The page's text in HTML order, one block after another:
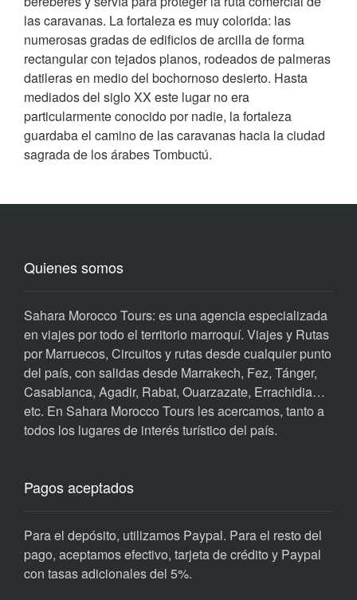
las caravanas. La fortaleza es muy colorida: las
numerosas gradas de edificios de arcilla de forma
rectangular con tejados planos, rodeados de palmeras
datileras en medio del bochornoso desierto. Hasta
mediados del siglo XX este lugar no era
particularmente conocido por nadie, la fortaleza
guardaba el camino de las caravanas hacia la ciudad
sagrada de los árabes Tombuctú.
Quienes somos
Sahara Morocco Tours: es una agencia especializada
en viajes por todo el territorio marroquí. Viajes y Rutas
por Marruecos, Circuitos y rutas desde cualquier punto
del país, con salidas desde Marrakech, Fez, Tánger,
Casablanca, Agadir, Rabat, Ouarzazate, Errachidia…
etc. En Sahara Morocco Tours les acercamos, tanto a
todos los lugares de interés turístico del país.
Pagos aceptados
Para el depósito, utilizamos Paypal. Para el resto del
pago, aceptamos efectivo, tarjeta de crédito y Paypal
con tasas adicionales del 5%.